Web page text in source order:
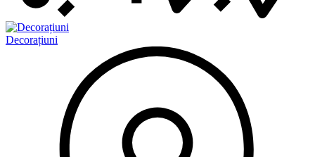
Decorațiuni